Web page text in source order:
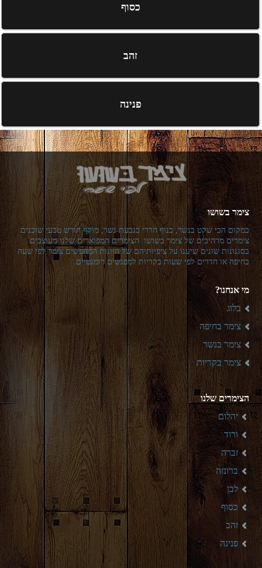
כסוף
זהב
פנינה
צימר בשושו
במקום הכי שקט בנשר, בנוף הררי בגבעת נשר, מוקף חורש טבעי שוכנים
צימרים מרהיבים של צימר בשושו. הצימרים המפוארים שלנו מעוצבים
בסגנונות שונים שיענו על ציפיותיהם של הזוגות המחפשים צימר לפי שעה
בחיפה או חדרים לפי שעות בקריות למפגשים רומנטיים.
מי אנחנו?
בלוג
צימר בחיפה
צימר בנשר
צימר בקריות
הצימרים שלנו
יהלום
ורוד
זברה
ברונזה
לבן
כסוף
זהב
פנינה